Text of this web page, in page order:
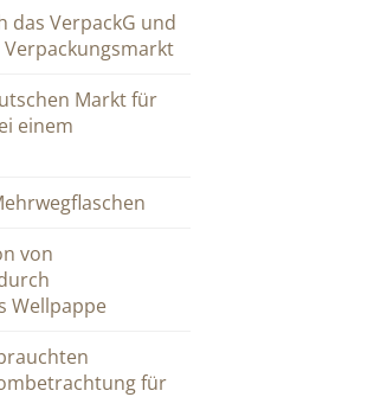
VerpackG und
Markt für
einem
von
Wellpappe
für